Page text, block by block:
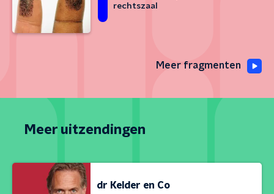
rechtszaal
Meer fragmenten
Meer uitzendingen
dr Kelder en Co